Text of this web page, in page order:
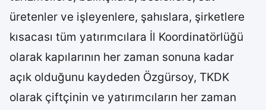
üretenler ve işleyenlere, şahıslara, şirketlere
kısacası tüm yatırımcılara İl Koordinatörlüğü
olarak kapılarının her zaman sonuna kadar
açık olduğunu kaydeden Özgürsoy, TKDK
olarak çiftçinin ve yatırımcıların her zaman